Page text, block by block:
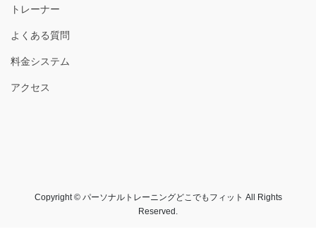
トレーナー
よくある質問
料金システム
アクセス
Copyright © パーソナルトレーニングどこでもフィット All Rights
Reserved.